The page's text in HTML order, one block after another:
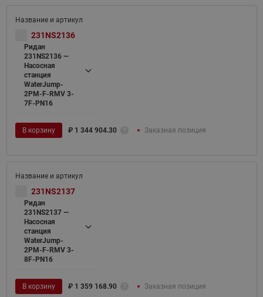
231NS2136
Ридан
231NS2136 —
Насосная
станция
WaterJump-
2PM-F-RMV 3-
7F-PN16
В корзину ₽ 1 344 904.30 Заказная позиция
231NS2137
Ридан
231NS2137 —
Насосная
станция
WaterJump-
2PM-F-RMV 3-
8F-PN16
В корзину ₽ 1 359 168.90 Заказная позиция